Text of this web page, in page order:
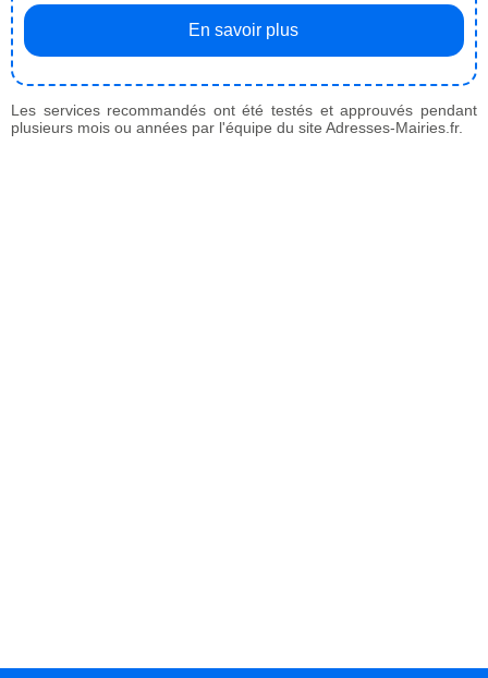
En savoir plus
Les services recommandés ont été testés et approuvés pendant
plusieurs mois ou années par l'équipe du site Adresses-Mairies.fr.